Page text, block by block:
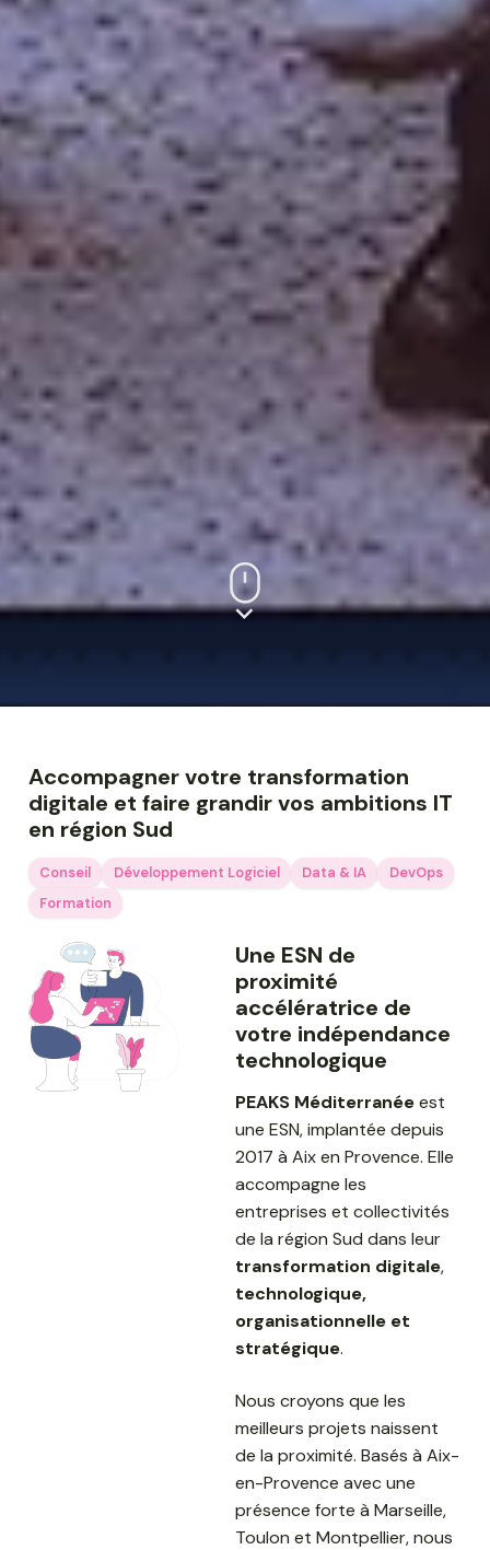
Accompagner votre transformation
digitale et faire grandir vos ambitions IT
en région Sud
Conseil Développement Logiciel Data & IA
DevOps
Formation
Une ESN de
proximité
accélératrice de
votre indépendance
technologique
PEAKS Méditerranéeest
une ESN, implantée depuis
2017 à Aix en Provence. Elle
accompagne les
entreprises et collectivités
de la région Sud dans leur
transformation digitale,
technologique,
organisationnelle et
stratégique.
Nous croyons que les
meilleurs projets naissent
de la proximité. Basés à Aix-
en-Provence avec une
présence forte à Marseille,
Toulon et Montpellier, nous